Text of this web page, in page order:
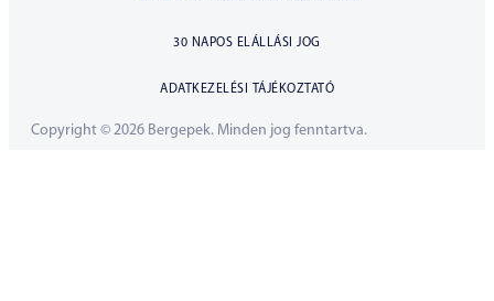
30 NAPOS ELÁLLÁSI JOG
ADATKEZELÉSI TÁJÉKOZTATÓ
Copyright © 2026 Bergepek. Minden jog fenntartva.